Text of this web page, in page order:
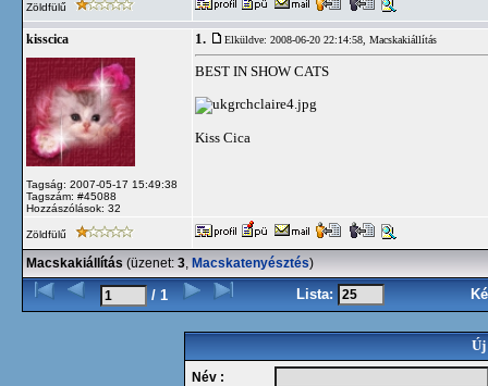
Zöldfülű
kisscica
Tagság: 2007-05-17 15:49:38
Tagszám: #45088
Hozzászólások: 32
1. Elküldve: 2008-06-20 22:14:58, Macskakiállítás
BEST IN SHOW CATS
Kiss Cica
Zöldfülű
Macskakiállítás (üzenet: 3, Macskatenyésztés)
/ 1 Lista:
Új
Név :